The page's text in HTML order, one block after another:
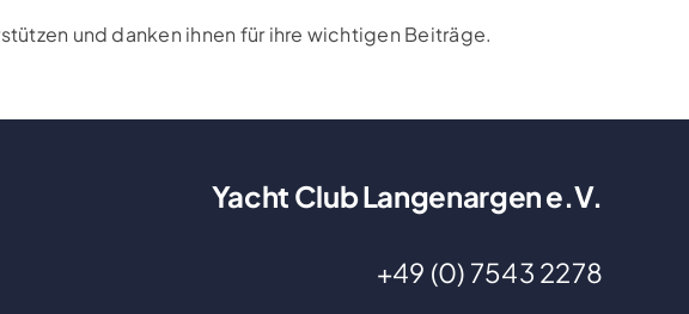
und danken ihnen für ihre wichtigen Beiträge.
Yacht Club Langenargen e.V.
+49 (0) 7543 2278